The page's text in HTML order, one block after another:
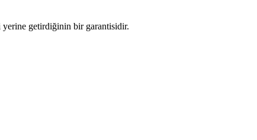
yerine getirdiğinin bir garantisidir.